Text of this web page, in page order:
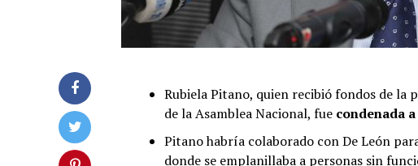
Rubiela Pitano, quien recibió fondos de la
de la Asamblea Nacional, fue condenada
Pitano habría colaborado con De León
donde se emplanillaba a personas sin